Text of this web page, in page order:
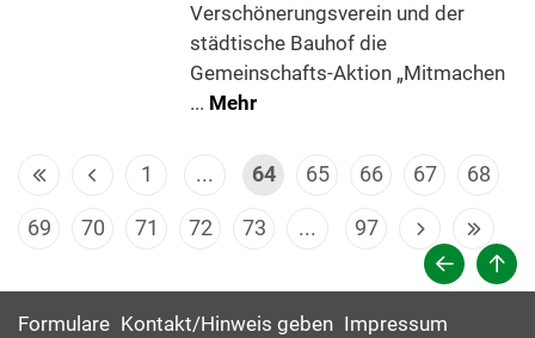
Verschönerungsverein und der
städtische Bauhof die
Gemeinschafts-Aktion „Mitmachen
... Mehr
1 ... 64 65 66 67 68
69 70 71 72 73 ... 97
Formulare Kontakt/Hinweis geben Impressum